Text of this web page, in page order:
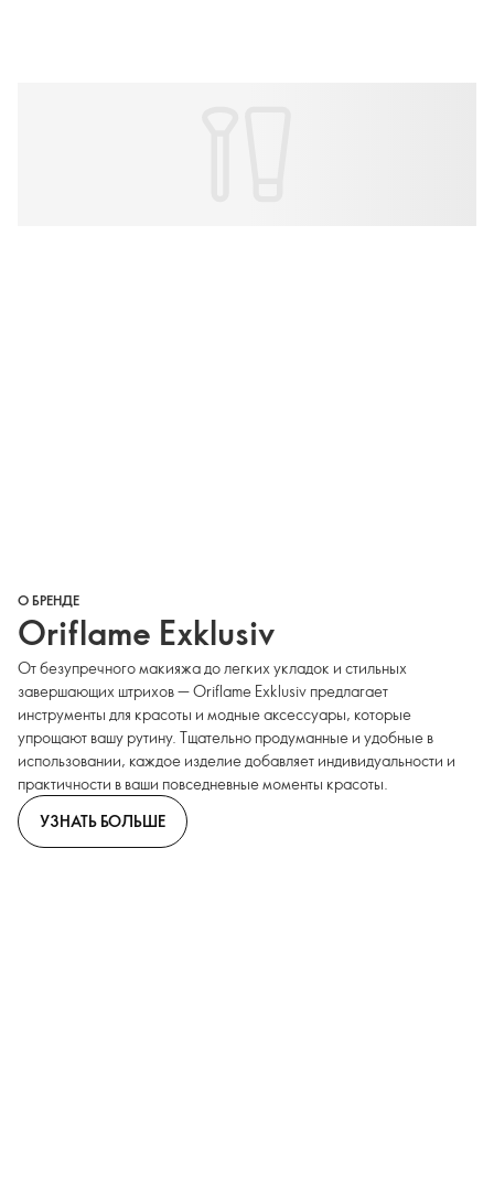
О БРЕНДЕ
Oriflame Exklusiv
От безупречного макияжа до легких укладок и стильных
завершающих штрихов — Oriflame Exklusiv предлагает
инструменты для красоты и модные аксессуары, которые
упрощают вашу рутину. Тщательно продуманные и удобные в
использовании, каждое изделие добавляет индивидуальности и
практичности в ваши повседневные моменты красоты.
УЗНАТЬ БОЛЬШЕ